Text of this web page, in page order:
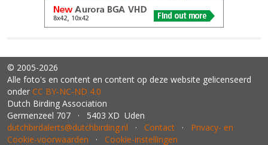
© 2005-2026
Alle foto's en content en content op deze website gelicenseerd
onder CC BY‑NC‑ND 4.0
Dutch Birding Association
Germenzeel 707 · 5403 XD Uden
dutchbirdalerts@dutchbirding.nl · Contact · Privacy- en
Cookie-voorwaarden · Cookie-instellingen